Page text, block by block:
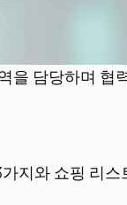
을 담당하며
지와 쇼핑 리